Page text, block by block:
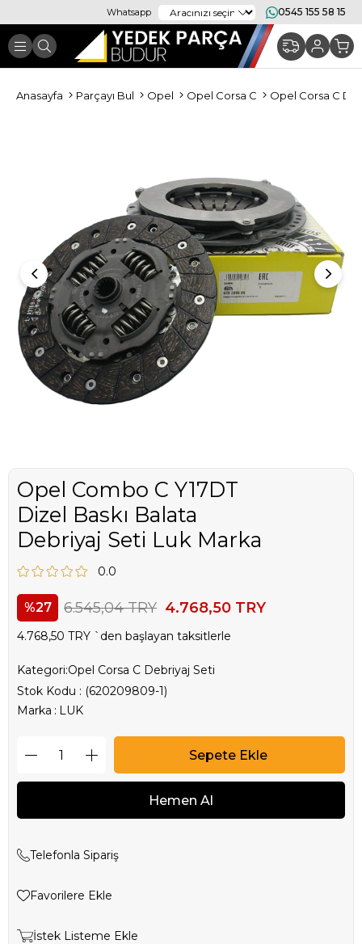
Whatsapp 0545 155 58 15
Anasayfa Parçayı Bul Opel Opel Corsa C Opel Corsa C
Opel Combo C Y17DT
Dizel Baskı Balata
Debriyaj Seti Luk Marka
0.0
27 6.545,04 TRY 4.768,50 TRY
4.768,50 TRY `den başlayan taksitlerle
Kategori:Opel Corsa C Debriyaj Seti
Stok Kodu
(620209809-1)
Marka : LUK
Telefonla Sipariş
Favorilere Ekle
İstek Listeme Ekle